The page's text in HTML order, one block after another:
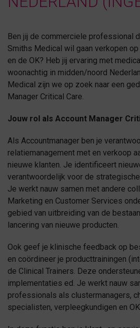
Ben jij de commerciele professional
Smiths Medical wil gaan verkopen
en de OK? Heb jij ervaring met
woonachtig in midden/noord
Medical zijn we op zoek naar een
Manager Critical Care.
Jouw rol als Account Manager
Als Accountmanager ben je
relatiemanagement met en verkoop
nieuwe klanten. Je identificeert
verantwoordelijk voor de
Je werkt nauw samen met andere
Marketing en Customer Services
gebied van uitbreiding van de
lancering van nieuwe producten.
Ook geef je klinische feedback op
en coördineer je producttrainingen
de Clinical Trainers. Deze
implementaties ed. Je werkt nauw
professionals als clustermanagers,
specialisten, verpleegkundigen en